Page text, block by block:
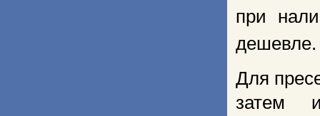
при
дешевле.
Для
затем